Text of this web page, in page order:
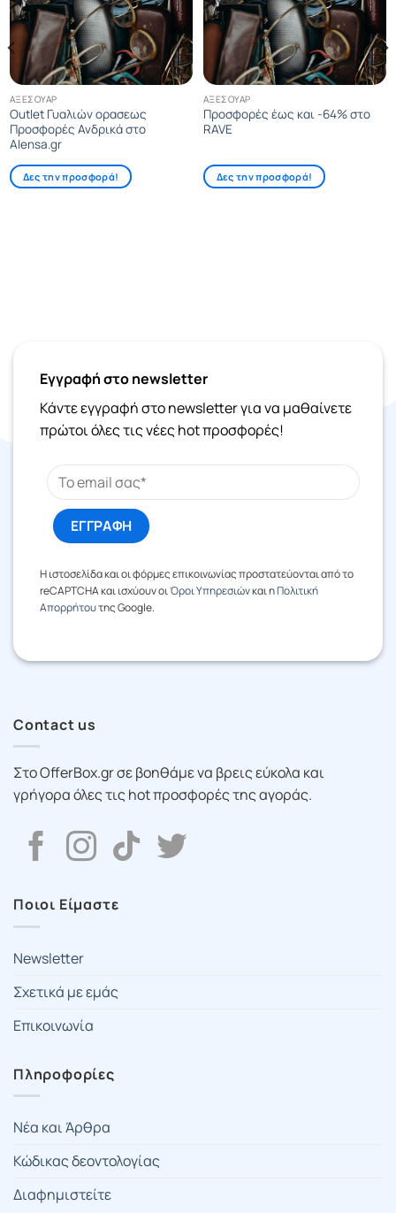
ΑΞΕΣΟΥΆΡ
Outlet Γυαλιών ορασεως
Προσφορές Ανδρικά στο
Alensa.gr
Δες την προσφορά!
ΑΞΕΣΟΥΆΡ
Προσφορές έως και -64% στο
RAVE
Δες την προσφορά!
Εγγραφή στο newsletter
Κάντε εγγραφή στο newsletter για να μαθαίνετε
πρώτοι όλες τις νέες hot προσφορές!
Η ιστοσελίδα και οι φόρμες επικοινωνίας προστατεύονται από το
reCAPTCHA και ισχύουν οιΌροι Υπηρεσιώνκαι ηΠολιτική
Απορρήτουτης Google.
Contact us
Στο OfferBox.gr σε βοηθάμε να βρεις εύκολα και
γρήγορα όλες τις hot προσφορές της αγοράς.
Ποιοι Είμαστε
Newsletter
Σχετικά με εμάς
Επικοινωνία
Πληροφορίες
Νέα και Άρθρα
Κώδικας δεοντολογίας
Διαφημιστείτε